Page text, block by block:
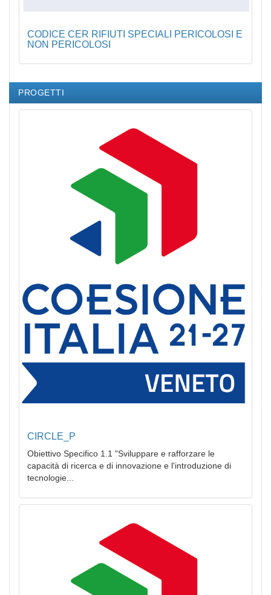
CODICE CER RIFIUTI SPECIALI PERICOLOSI E
NON PERICOLOSI
PROGETTI
CIRCLE_P
Obiettivo Specifico 1.1 "Sviluppare e rafforzare le
capacità di ricerca e di innovazione e l'introduzione di
tecnologie...